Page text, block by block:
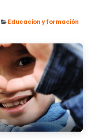
Educacion y formación